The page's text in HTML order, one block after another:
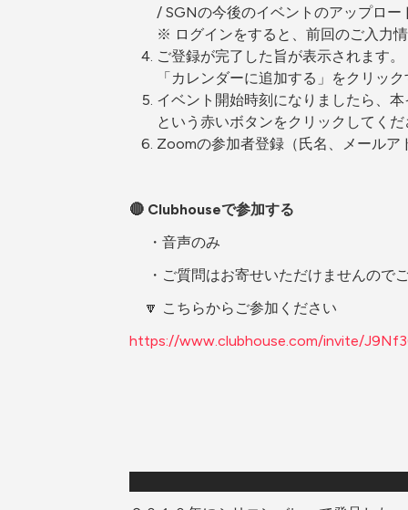
/ SGNの今後のイベントのアップロ
※ ログインをすると、前回のご入力
ご登録が完了した旨が表示されます。
「カレンダーに追加する」をクリッ
イベント開始時刻になりましたら、
という赤いボタンをクリックしてく
Zoomの参加者登録（氏名、メールア
🔴 Clubhouseで参加する
・音声のみ
・ご質問はお寄せいただけませんので
🔽 こちらからご参加ください
https://www.clubhouse.com/invite/